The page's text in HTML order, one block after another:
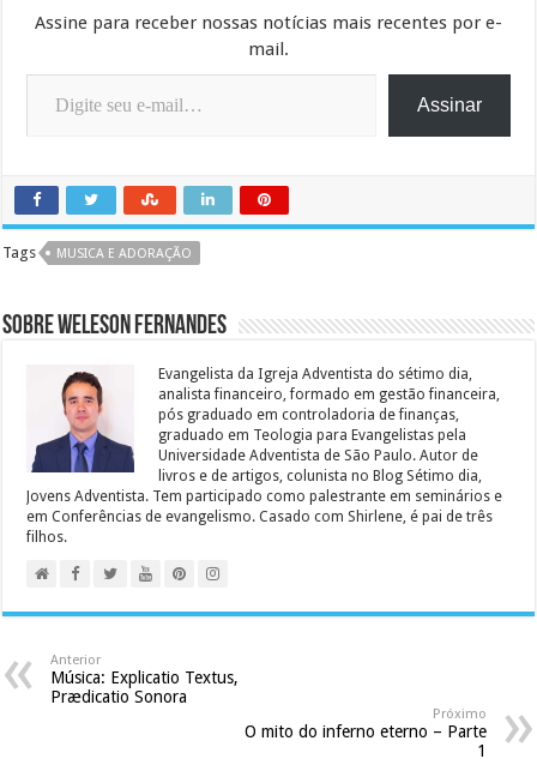
Assine para receber nossas notícias mais recentes por e-
mail.
Digite seu e-mail…
Assinar
Tags MUSICA E ADORAÇÃO
Sobre Weleson Fernandes
Evangelista da Igreja Adventista do sétimo dia,
analista financeiro, formado em gestão financeira,
pós graduado em controladoria de finanças,
graduado em Teologia para Evangelistas pela
Universidade Adventista de São Paulo. Autor de
livros e de artigos, colunista no Blog Sétimo dia,
Jovens Adventista. Tem participado como palestrante em seminários e
em Conferências de evangelismo. Casado com Shirlene, é pai de três
filhos.
Anterior
Música: Explicatio Textus,
Prædicatio Sonora
Próximo
O mito do inferno eterno – Parte
1